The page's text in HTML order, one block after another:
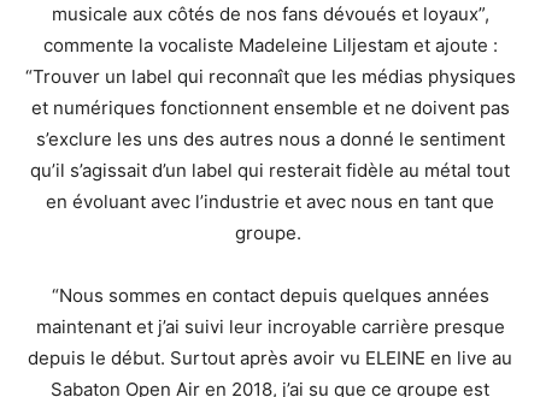
musicale aux côtés de nos fans dévoués et loyaux”,
commente la vocaliste Madeleine Liljestam et ajoute :
“Trouver un label qui reconnaît que les médias physiques
et numériques fonctionnent ensemble et ne doivent pas
s’exclure les uns des autres nous a donné le sentiment
qu’il s’agissait d’un label qui resterait fidèle au métal tout
en évoluant avec l’industrie et avec nous en tant que
groupe.
“Nous sommes en contact depuis quelques années
maintenant et j’ai suivi leur incroyable carrière presque
depuis le début. Surtout après avoir vu ELEINE en live au
Sabaton Open Air en 2018, j’ai su que ce groupe est